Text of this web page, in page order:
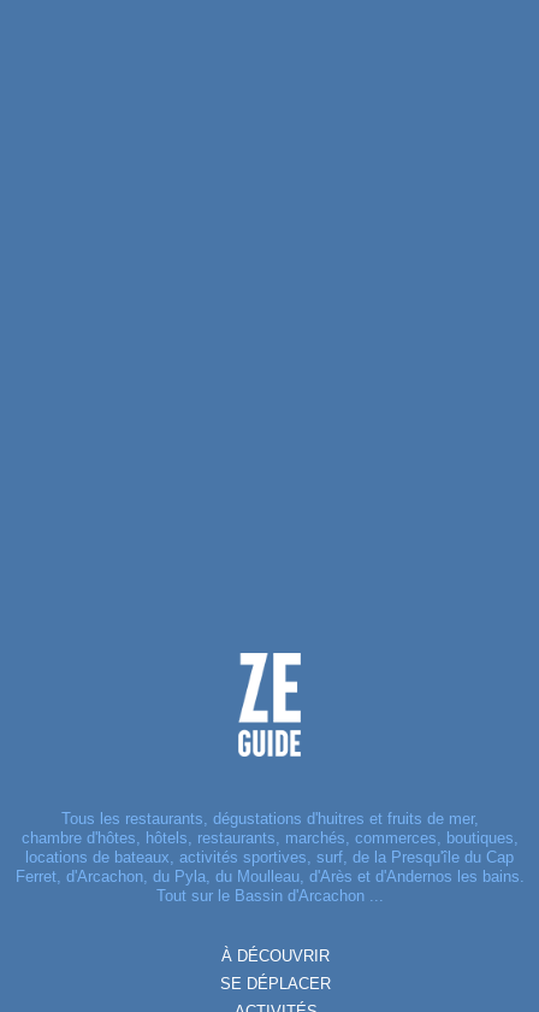
Tous les restaurants, dégustations d'huitres et fruits de mer,
chambre d'hôtes, hôtels, restaurants, marchés, commerces, boutiques,
locations de bateaux, activités sportives, surf, de la Presqu'île du Cap
Ferret, d'Arcachon, du Pyla, du Moulleau, d'Arès et d'Andernos les bains.
Tout sur le Bassin d'Arcachon ...
À DÉCOUVRIR
SE DÉPLACER